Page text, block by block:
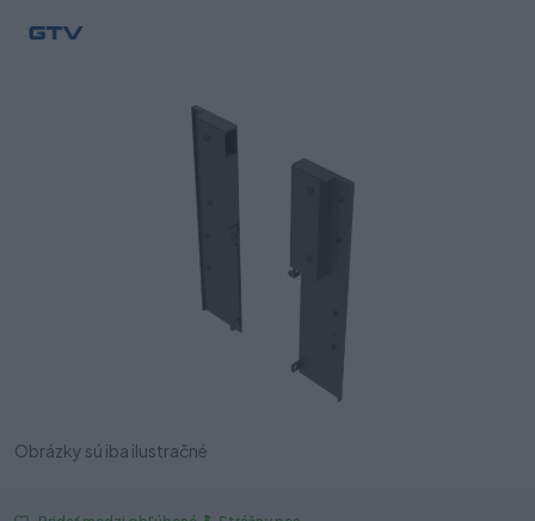
Obrázky sú iba ilustračné